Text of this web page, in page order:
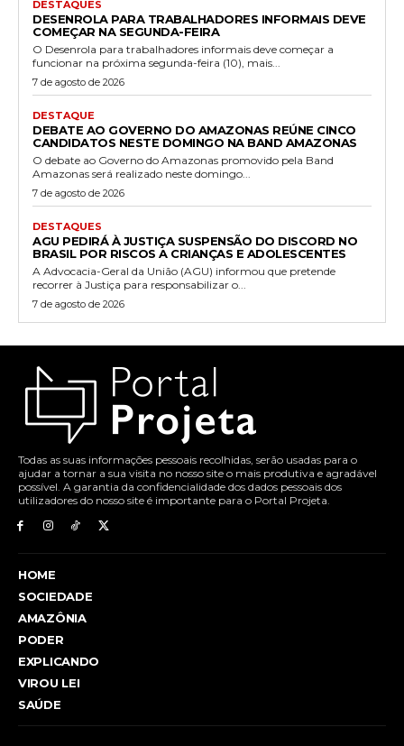
DESTAQUES
DESENROLA PARA TRABALHADORES INFORMAIS DEVE
COMEÇAR NA SEGUNDA-FEIRA
O Desenrola para trabalhadores informais deve começar a
funcionar na próxima segunda-feira (10), mais...
7 de agosto de 2026
DESTAQUE
DEBATE AO GOVERNO DO AMAZONAS REÚNE CINCO
CANDIDATOS NESTE DOMINGO NA BAND AMAZONAS
O debate ao Governo do Amazonas promovido pela Band
Amazonas será realizado neste domingo...
7 de agosto de 2026
DESTAQUES
AGU PEDIRÁ À JUSTIÇA SUSPENSÃO DO DISCORD NO
BRASIL POR RISCOS A CRIANÇAS E ADOLESCENTES
A Advocacia-Geral da União (AGU) informou que pretende
recorrer à Justiça para responsabilizar o...
7 de agosto de 2026
Todas as suas informações pessoais recolhidas, serão usadas para o
ajudar a tornar a sua visita no nosso site o mais produtiva e agradável
possível. A garantia da confidencialidade dos dados pessoais dos
utilizadores do nosso site é importante para o Portal Projeta.
HOME
SOCIEDADE
AMAZÔNIA
PODER
EXPLICANDO
VIROU LEI
SAÚDE